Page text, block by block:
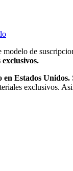
de
en Estados Unidos.
exclusivos.